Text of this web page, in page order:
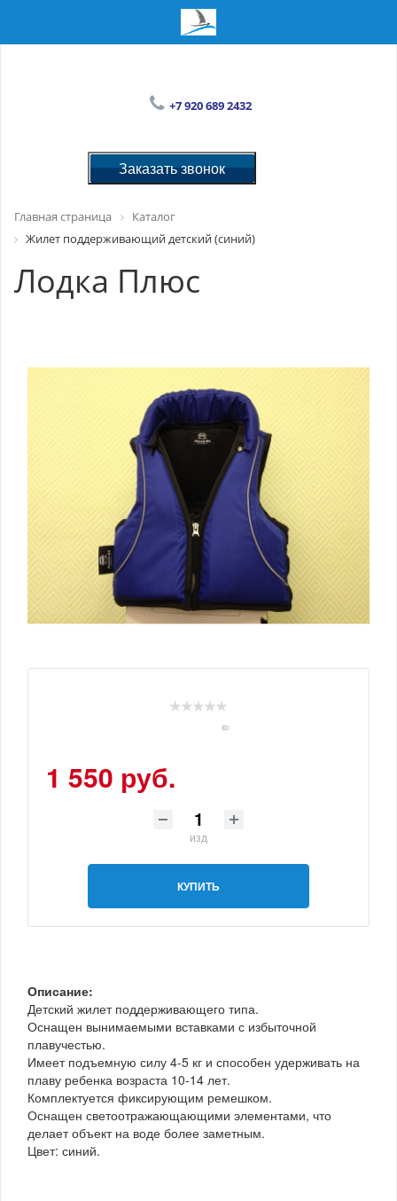
+7 920 689 2432
Заказать звонок
Главная страница
Каталог
Жилет поддерживающий детский (синий)
Лодка Плюс
(0)
1 550 руб.
изд
КУПИТЬ
Описание:
Детский жилет поддерживающего типа.
Оснащен вынимаемыми вставками с избыточной
плавучестью.
Имеет подъемную силу 4-5 кг и способен удерживать на
плаву ребенка возраста 10-14 лет.
Комплектуется фиксирующим ремешком.
Оснащен светоотражающающими элементами, что
делает объект на воде более заметным.
Цвет: синий.